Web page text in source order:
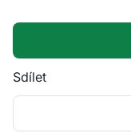
Sdílet